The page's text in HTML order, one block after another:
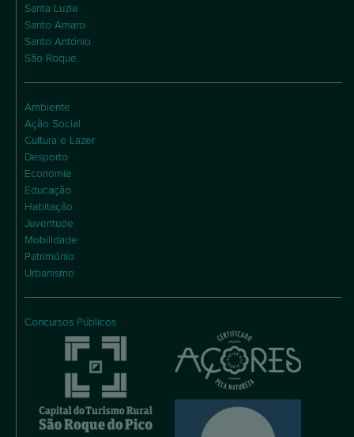
Santa Luzia
Santo Amaro
Santo António
São Roque
Ambiente
Ação Social
Cultura e Lazer
Desporto
Economia
Educação
Habitação
Juventude
Mobilidade
Património
Urbanismo
Concursos Públicos